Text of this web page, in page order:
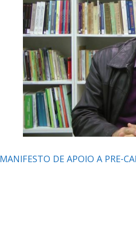
MANIFESTO DE APOIO A PRE-